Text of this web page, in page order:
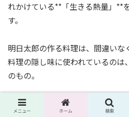
れかけている**「生きる熱量」**
す。
明日太郎の作る料理は、間違いな
料理の隠し味に使われているのは
のもの。
重厚で、少しビターで、でも最後
メニュー ホーム 検索